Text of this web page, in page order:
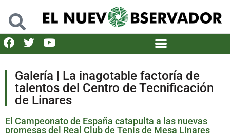
Galería | La inagotable factoría de
talentos del Centro de Tecnificación
de Linares
El Campeonato de España catapulta a las nuevas
promesas del Real Club de Tenis de Mesa Linares